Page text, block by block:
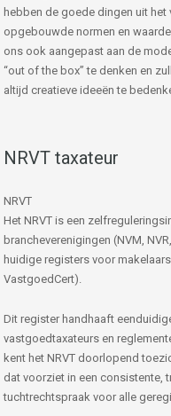
hebben de goede dingen uit
opgebouwde normen en
ons ook aangepast aan de
“out of the box” te denken en
altijd creatieve ideeën te
NRVT taxateur
NRVT
Het NRVT is een
brancheverenigingen (NVM,
huidige registers voor makelaars
VastgoedCert).
Dit register handhaaft
vastgoedtaxateurs en
kent het NRVT doorlopend
dat voorziet in een consistente,
tuchtrechtspraak voor alle